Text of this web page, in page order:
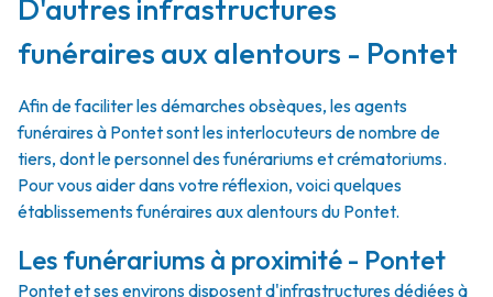
D'autres infrastructures
funéraires aux alentours - Pontet
Afin de faciliter les démarches obsèques, les agents
funéraires à Pontet sont les interlocuteurs de nombre de
tiers, dont le personnel des funérariums et crématoriums.
Pour vous aider dans votre réflexion, voici quelques
établissements funéraires aux alentours du Pontet.
Les funérariums à proximité - Pontet
Pontet et ses environs disposent d'infrastructures dédiées à